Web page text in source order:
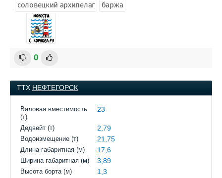
соловецкий архипелаг
баржа
0
ТТХ НЕФТЕГОРСК
Валовая вместимость
(т)
23
Дедвейт (т) 2,79
Водоизмещение (т) 21,75
Длина габаритная (м) 17,6
Ширина габаритная (м) 3,89
Высота борта (м) 1,3